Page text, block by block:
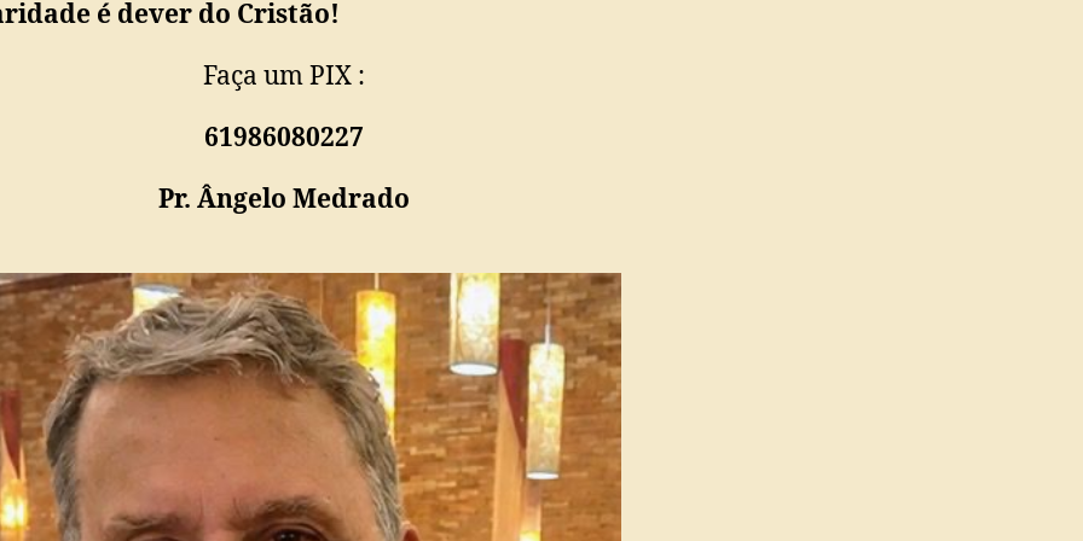
é dever do Cristão!
Faça um PIX :
61986080227
Pr. Ângelo Medrado